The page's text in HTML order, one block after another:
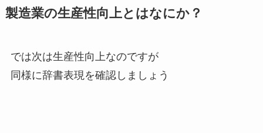
製造業の生産性向上とはなにか？
では次は生産性向上なのですが
同様に辞書表現を確認しましょう